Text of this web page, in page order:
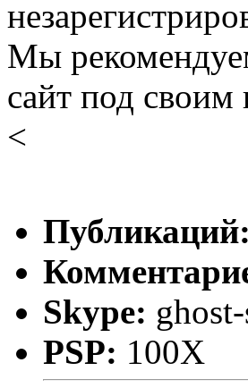
Мы
сайт под
<
Публикаций:
Skype:
PSP: 100X